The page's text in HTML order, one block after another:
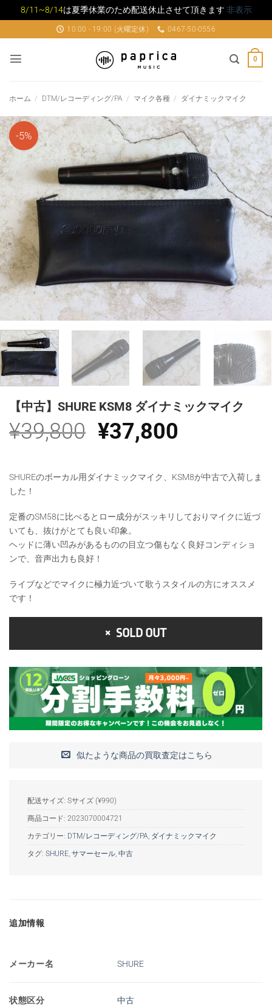
8/11~8/14は夏季休業のため配送休止させて頂きます 非表示
to
content
10:00 - 19:00 (火曜定休) 0467-50-0556
0
ホーム / DTM/レコーディング/PA / マイク各種 / ダイナミックマイク
-5%
【中古】SHURE KSM8 ダイナミックマイク
¥39,800 元
価
は
¥39,800
で
し
¥37,800
の
格
は
で
SHUREのボーカル用ダイナミックマイク、KSM8が中古で入荷しま
した！
定番のSM58に比べるとロー成分がスッキリしておりマイクに近づ
いても、抜けがとても良い印象。
ヘッドに薄い凹みがあるものの目立つ傷もなく良好コンディショ
ンで、音声出力も良好！
ライブなどでマイクに極力近づいて歌うスタイルの方にオススメ
です！
SOLD OUT
似たような商品の買取査定はこちら
配送サイズ: Sサイズ (¥990)
商品コード: 2023070004721
カテゴリー: DTM/レコーディング/PA, ダイナミックマイク
タグ: SHURE, サマーセール, 中古
追加情報
メーカー名 SHURE
状態区分 中古